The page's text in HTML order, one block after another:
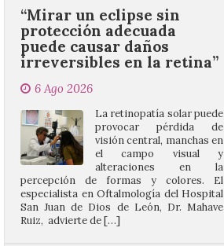
puede causar daños
irreversibles en la retina”
6 Ago 2026
La retinopatía solar puede
el campo visual y
alteraciones en la
percepción de formas y colores. El
especialista en Oftalmología del Hospital
San Juan de Dios de León, Dr. Mahave
Ruiz, advierte de […]
La décimo séptima